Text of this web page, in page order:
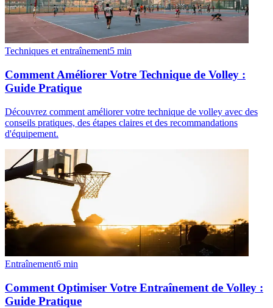
Techniques et entraînement5 min
Comment Améliorer Votre Technique de Volley :
Guide Pratique
Découvrez comment améliorer votre technique de volley avec des
conseils pratiques, des étapes claires et des recommandations
d'équipement.
Entraînement6 min
Comment Optimiser Votre Entraînement de Volley :
Guide Pratique